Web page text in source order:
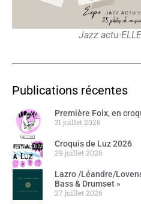
Jazz
Publications récentes
Première Foix, en
31 juillet 2026
Croquis de Luz 2026
29 juillet 2026
Lazro /Léandre/
Bass & Drumset »
27 juillet 2026